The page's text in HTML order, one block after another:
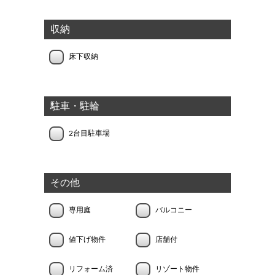
収納
床下収納
駐車・駐輪
2台目駐車場
その他
専用庭 バルコニー
値下げ物件 店舗付
リフォーム済 リゾート物件